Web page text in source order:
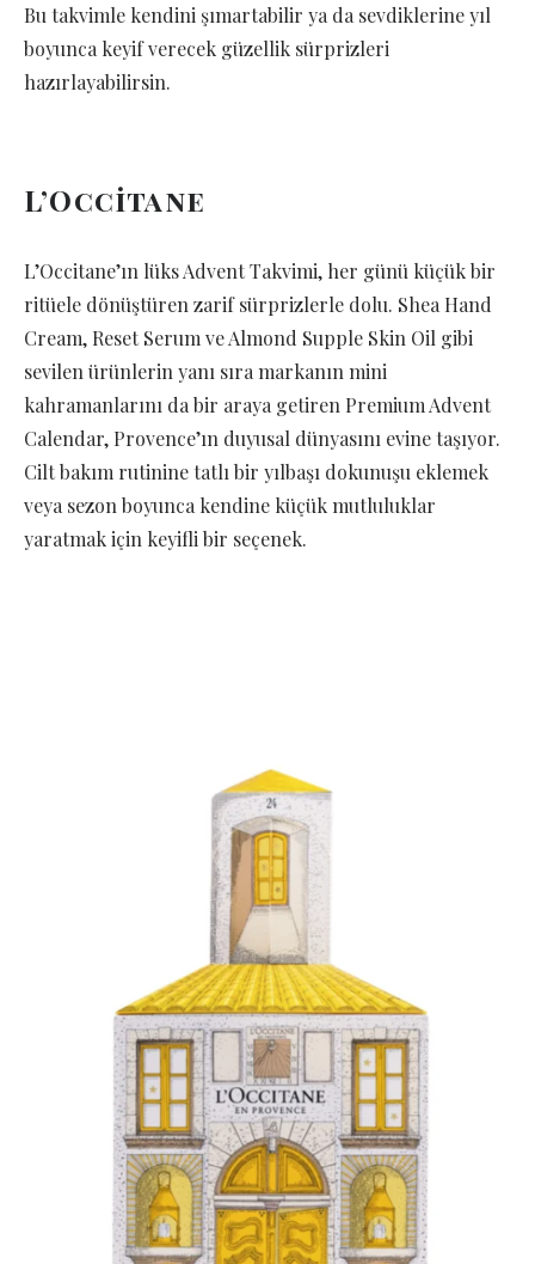
Bu takvimle kendini şımartabilir ya da sevdiklerine yıl
boyunca keyif verecek güzellik sürprizleri
hazırlayabilirsin.
L’Occitane
L’Occitane’ın lüks Advent Takvimi, her günü küçük bir
ritüele dönüştüren zarif sürprizlerle dolu. Shea Hand
Cream, Reset Serum ve Almond Supple Skin Oil gibi
sevilen ürünlerin yanı sıra markanın mini
kahramanlarını da bir araya getiren Premium Advent
Calendar, Provence’ın duyusal dünyasını evine taşıyor.
Cilt bakım rutinine tatlı bir yılbaşı dokunuşu eklemek
veya sezon boyunca kendine küçük mutluluklar
yaratmak için keyifli bir seçenek.